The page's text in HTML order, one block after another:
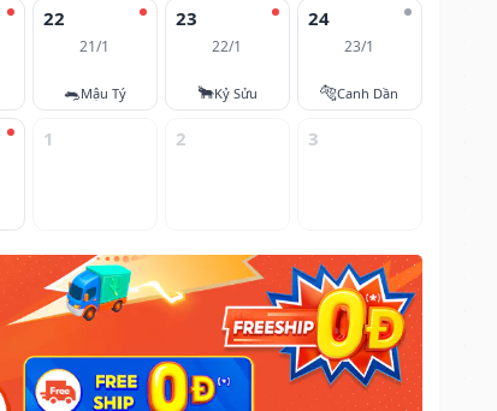
22
21/1
🐀Mậu Tý
23
22/1
🐂Kỷ Sửu
24
23/1
🐅Canh Dần
1 2 3